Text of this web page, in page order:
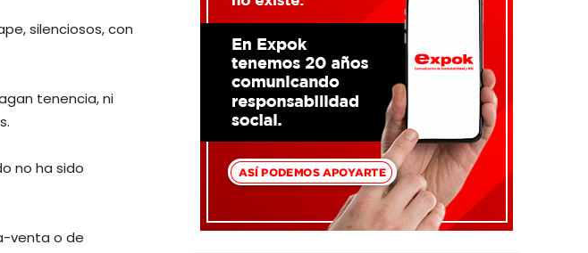
silenciosos, con
tenencia, ni
no ha sido
venta o de